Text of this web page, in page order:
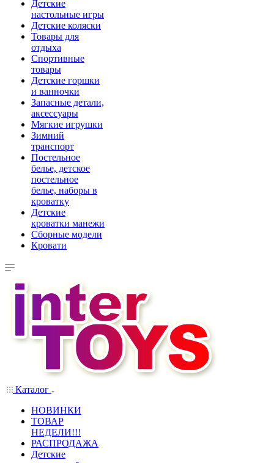
Детские
настольные игры
Детские коляски
Товары для
отдыха
Спортивные
товары
Детские горшки
и ванночки
Запасные детали,
аксессуары
Мягкие игрушки
Зимний
транспорт
Постельное
белье, детское
постельное
белье, наборы в
кроватку
Детские
кроватки манежи
Сборные модели
Кровати
Каталог
НОВИНКИ
ТОВАР
НЕДЕЛИ!!!
РАСПРОДАЖА
Детские